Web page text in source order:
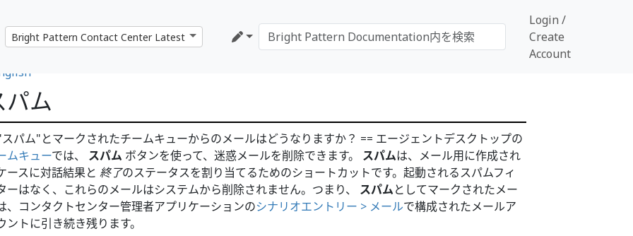
Login /
Create
Account
パム
パム"とマークされたチームキューからのメールはどうなりますか？ == エージェントデスクトップの
ムキューでは、 スパム ボタンを使って、迷惑メールを削除できます。 スパムは、メール用に作成され
ースに対話結果と 終了のステータスを割り当てるためのショートカットです。起動されるスパムフィ
ーはなく、これらのメールはシステムから削除されません。つまり、
スパムとしてマークされたメー
、コンタクトセンター管理者アプリケーションのシナリオエントリー > メールで構成されたメールア
ントに引き続き残ります。